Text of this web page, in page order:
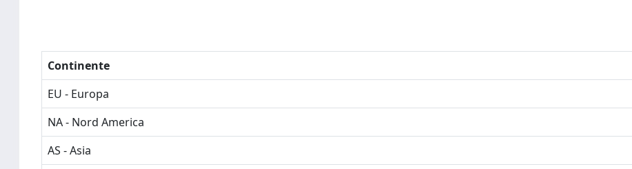
Continente
EU - Europa
NA - Nord America
AS - Asia